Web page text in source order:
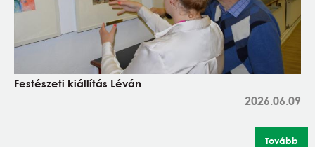
Festészeti kiállítás Léván
2026.06.09
Tovább